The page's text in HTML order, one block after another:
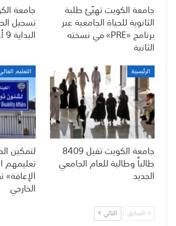
جامعة الكويت تهيّئ طلبة
الثانوية للحياة الجامعية عبر
برنامج «PRE» في نسخته
الثانية
جامعة
تسجيل
البداية 9 أغسطس
الرئيسية
جامعة الكويت تقبل 8409
طالباً وطالبة للعام الجامعي
الجديد
التعليم
لتمكين
تعليمهم
الإعاقة»
الخارجي
السابق التالي